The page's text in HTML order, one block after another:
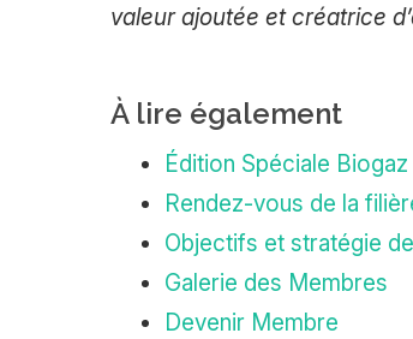
valeur ajoutée et créatrice
À lire également
Édition Spéciale Biogaz
Rendez-vous de la
Objectifs et stratégie
Galerie des Membres
Devenir Membre